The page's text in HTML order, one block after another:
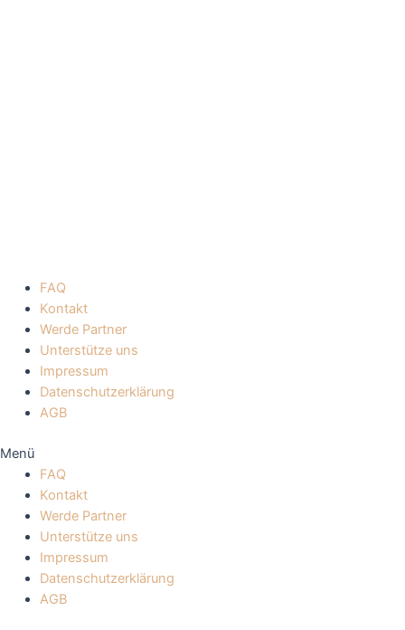
FAQ
Kontakt
Werde Partner
Unterstütze uns
Impressum
Datenschutzerklärung
AGB
Menü
FAQ
Kontakt
Werde Partner
Unterstütze uns
Impressum
Datenschutzerklärung
AGB